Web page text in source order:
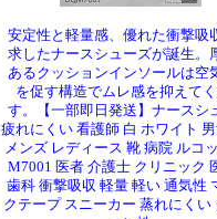
安定性と軽量感、優れた衝撃吸
求したナースシューズが誕生。
あるクッションインソールは空
を促す構造でムレ感を抑えてく
す。【一部即日発送】ナースシ
疲れにくい 看護師 白 ホワイト
メンズ レディース 靴 病院 ルコ
M7001 医者 介護士 クリニック
歯科 衝撃吸収 軽量 軽い 通気性
クテープ スニーカー 蒸れにくい